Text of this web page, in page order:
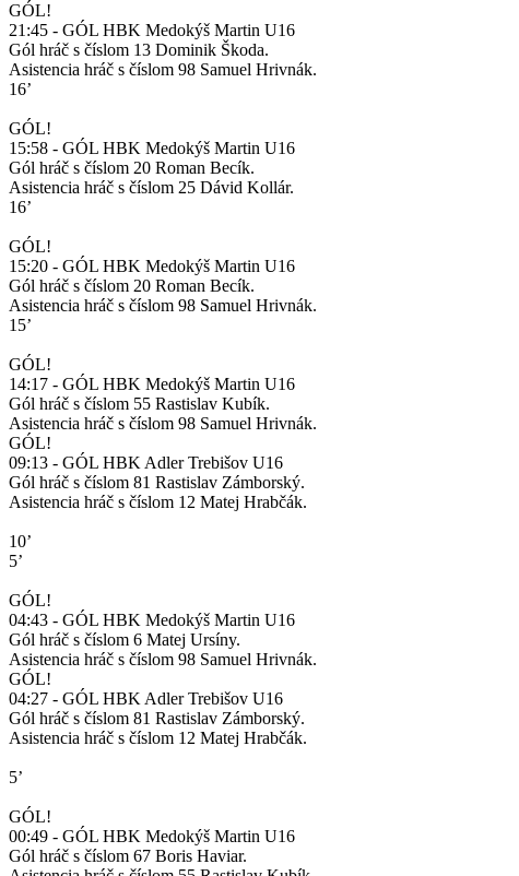
GÓL!
21:45 - GÓL HBK Medokýš Martin U16
Gól hráč s číslom 13 Dominik Škoda.
Asistencia hráč s číslom 98 Samuel Hrivnák.
16’
GÓL!
15:58 - GÓL HBK Medokýš Martin U16
Gól hráč s číslom 20 Roman Becík.
Asistencia hráč s číslom 25 Dávid Kollár.
16’
GÓL!
15:20 - GÓL HBK Medokýš Martin U16
Gól hráč s číslom 20 Roman Becík.
Asistencia hráč s číslom 98 Samuel Hrivnák.
15’
GÓL!
14:17 - GÓL HBK Medokýš Martin U16
Gól hráč s číslom 55 Rastislav Kubík.
Asistencia hráč s číslom 98 Samuel Hrivnák.
GÓL!
09:13 - GÓL HBK Adler Trebišov U16
Gól hráč s číslom 81 Rastislav Zámborský.
Asistencia hráč s číslom 12 Matej Hrabčák.
10’
5’
GÓL!
04:43 - GÓL HBK Medokýš Martin U16
Gól hráč s číslom 6 Matej Ursíny.
Asistencia hráč s číslom 98 Samuel Hrivnák.
GÓL!
04:27 - GÓL HBK Adler Trebišov U16
Gól hráč s číslom 81 Rastislav Zámborský.
Asistencia hráč s číslom 12 Matej Hrabčák.
5’
GÓL!
00:49 - GÓL HBK Medokýš Martin U16
Gól hráč s číslom 67 Boris Haviar.